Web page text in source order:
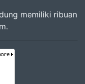
memiliki ribuan